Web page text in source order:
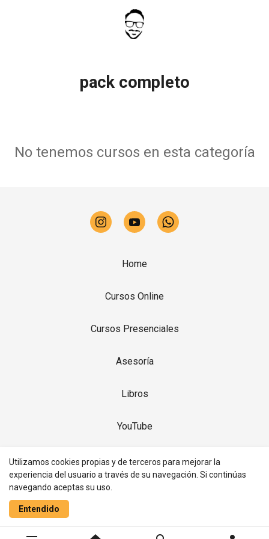
pack completo
No tenemos cursos en esta categoría
Home
Cursos Online
Cursos Presenciales
Asesoría
Libros
YouTube
Contacto
Utilizamos cookies propias y de terceros para mejorar la
experiencia del usuario a través de su navegación. Si continúas
navegando aceptas su uso.
Entendido